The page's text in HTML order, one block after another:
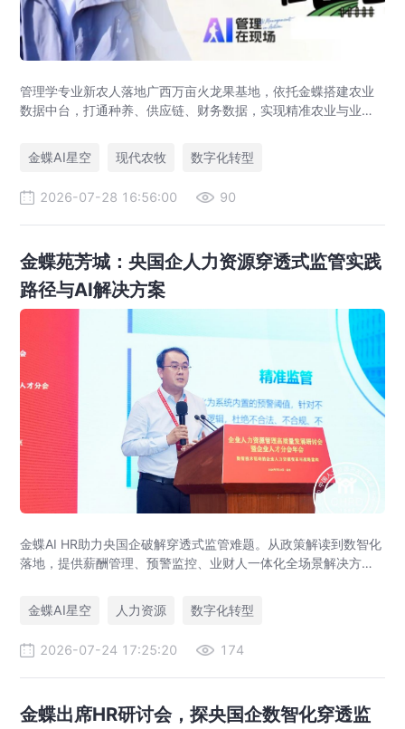
管理学专业新农人落地广西万亩火龙果基地，依托金蝶搭建农业
数据中台，打通种养、供应链、财务数据，实现精准农业与业财
金蝶AI星空
现代农牧 数字化转型
2026-07-28 16:56:00 90
金蝶苑芳城：央国企人力资源穿透式监管实践
路径与AI解决方案
金蝶AI HR助力央国企破解穿透式监管难题。从政策解读到数智化
落地，提供薪酬管理、预警监控、业财人一体化全场景解决方
金蝶AI星空
人力资源 数字化转型
2026-07-24 17:25:20 174
金蝶出席HR研讨会，探央国企数智化穿透监